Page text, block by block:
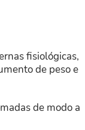
fisiológicas,
de peso e
de modo a